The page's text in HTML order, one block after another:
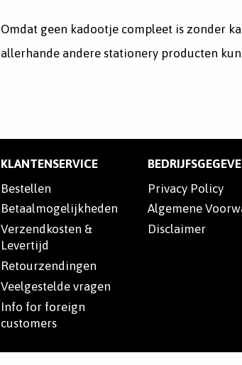
Omdat geen kadootje compleet is zonder
allerhande andere stationery producten
KLANTENSERVICE
Bestellen
Betaalmogelijkheden
Verzendkosten &
Levertijd
Retourzendingen
Veelgestelde vragen
Info for foreign
customers
Privacy Policy
Algemene
Disclaimer